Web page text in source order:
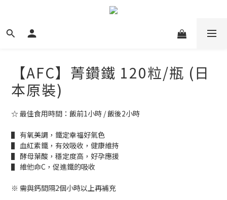
【AFC】菁鑽鐵 120粒/瓶 (日
本原裝)
☆ 最佳食用時間：飯前1小時 / 飯後2小時
▌ 有氧美調，鐵定幸福好氣色
▌ 血紅素鐵，有效吸收，健康維持
▌ 酵母葉酸，穩定度高，好孕應援
▌ 維他命C，促進鐵的吸收
※ 需與鈣間隔2個小時以上再補充